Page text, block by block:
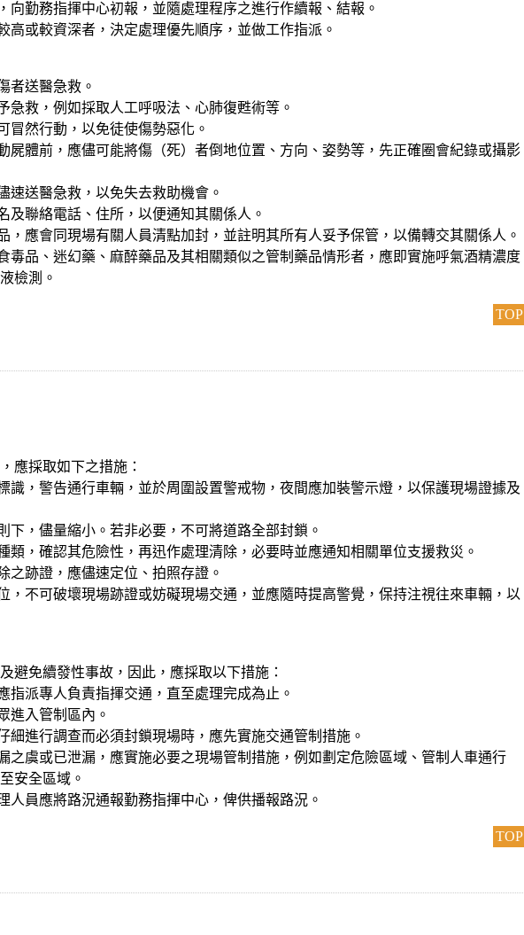
向勤務指揮中心初報，並隨處理程序之進行作續報、結報。
高或較資深者，決定處理優先順序，並做工作指派。
者送醫急救。
急救，例如採取人工呼吸法、心肺復甦術等。
冒然行動，以免徒使傷勢惡化。
屍體前，應儘可能將傷（死）者倒地位置、方向、姿勢等，先正確圈會紀錄或攝影
速送醫急救，以免失去救助機會。
及聯絡電話、住所，以便通知其關係人。
，應會同現場有關人員清點加封，並註明其所有人妥予保管，以備轉交其關係人。
毒品、迷幻藥、麻醉藥品及其相關類似之管制藥品情形者，應即實施呼氣酒精濃度
檢測。
TOP
應採取如下之措施：
識，警告通行車輛，並於周圍設置警戒物，夜間應加裝警示燈，以保護現場證據及
下，儘量縮小。若非必要，不可將道路全部封鎖。
類，確認其危險性，再迅作處理清除，必要時並應通知相關單位支援救災。
之跡證，應儘速定位、拍照存證。
，不可破壞現場跡證或妨礙現場交通，並應隨時提高警覺，保持注視往來車輛，以
避免續發性事故，因此，應採取以下措施：
指派專人負責指揮交通，直至處理完成為止。
進入管制區內。
細進行調查而必須封鎖現場時，應先實施交通管制措施。
之虞或已泄漏，應實施必要之現場管制措施，例如劃定危險區域、管制人車通行
安全區域。
人員應將路況通報勤務指揮中心，俾供播報路況。
TOP